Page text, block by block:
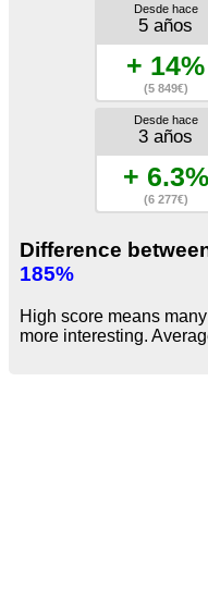
Desde hace
5 años
+ 14%
(5 849€)
Desde hace
3 años
+ 6.3%
(6 277€)
Difference
185%
High score means
more interesting.